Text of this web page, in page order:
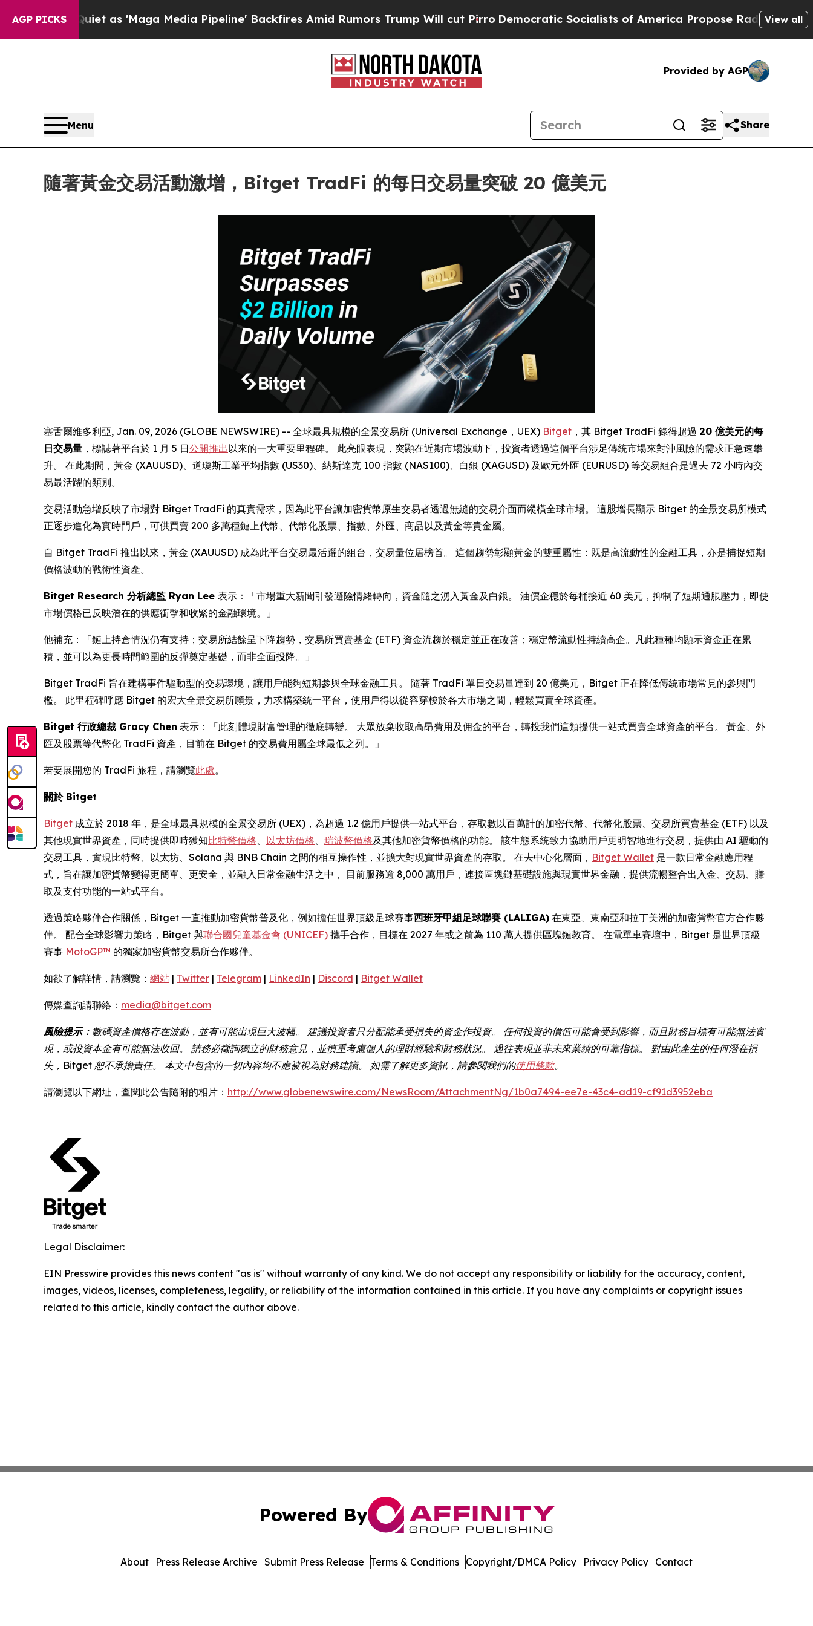
AGP PICKS
Quiet as 'Maga Media Pipeline' Backfires Amid Rumors Trump Will cut Pirro Democratic Socialists of America Propose Radical Overhaul of
View all
Provided by AGP
Menu Share
隨著黃金交易活動激增，Bitget TradFi 的每日交易量突破 20 億美元
塞舌爾維多利亞, Jan. 09, 2026 (GLOBE NEWSWIRE) -- 全球最具規模的全景交易所 (Universal Exchange，UEX) Bitget ，其 Bitget TradFi 錄得超過 20 億美元的每
日交易量 ，標誌著平台於 1 月 5 日公開推出以來的一大重要里程碑。 此亮眼表現，突顯在近期市場波動下，投資者透過這個平台涉足傳統市場來對沖風險的需求正急速攀
升。 在此期間，黃金 (XAUUSD)、道瓊斯工業平均指數 (US30)、納斯達克 100 指數 (NAS100)、白銀 (XAGUSD) 及歐元外匯 (EURUSD) 等交易組合是過去 72 小時內交
易最活躍的類別。
交易活動急增反映了市場對 Bitget TradFi 的真實需求，因為此平台讓加密貨幣原生交易者透過無縫的交易介面而縱橫全球市場。 這股增長顯示 Bitget 的全景交易所模式
正逐步進化為實時門戶，可供買賣 200 多萬種鏈上代幣、代幣化股票、指數、外匯、商品以及黃金等貴金屬。
自 Bitget TradFi 推出以來，黃金 (XAUUSD) 成為此平台交易最活躍的組台，交易量位居榜首。 這個趨勢彰顯黃金的雙重屬性：既是高流動性的金融工具，亦是捕捉短期
價格波動的戰術性資產。
Bitget Research 分析總監 Ryan Lee 表示：「市場重大新聞引發避險情緒轉向，資金隨之湧入黃金及白銀。 油價企穩於每桶接近 60 美元，抑制了短期通脹壓力，即使
市場價格已反映潛在的供應衝擊和收緊的金融環境。」
他補充：「鏈上持倉情況仍有支持；交易所結餘呈下降趨勢，交易所買賣基金 (ETF) 資金流趨於穩定並正在改善；穩定幣流動性持續高企。凡此種種均顯示資金正在累
積，並可以為更長時間範圍的反彈奠定基礎，而非全面投降。」
Bitget TradFi 旨在建構事件驅動型的交易環境，讓用戶能夠短期參與全球金融工具。 隨著 TradFi 單日交易量達到 20 億美元，Bitget 正在降低傳統市場常見的參與門
檻。 此里程碑呼應 Bitget 的宏大全景交易所願景，力求構築統一平台，使用戶得以從容穿梭於各大市場之間，輕鬆買賣全球資產。
Bitget 行政總裁 Gracy Chen 表示：「此刻體現財富管理的徹底轉變。 大眾放棄收取高昂費用及佣金的平台，轉投我們這類提供一站式買賣全球資產的平台。 黃金、外
匯及股票等代幣化 TradFi 資產，目前在 Bitget 的交易費用屬全球最低之列。」
若要展開您的 TradFi 旅程，請瀏覽此處。
關於 Bitget
Bitget 成立於 2018 年，是全球最具規模的全景交易所 (UEX)，為超過 1.2 億用戶提供一站式平台，存取數以百萬計的加密代幣、代幣化股票、交易所買賣基金 (ETF) 以及
其他現實世界資產，同時提供即時獲知比特幣價格、 以太坊價格、 瑞波幣價格及其他加密貨幣價格的功能。 該生態系統致力協助用戶更明智地進行交易，提供由 AI 驅動的
交易工具，實現比特幣、以太坊、Solana 與 BNB Chain 之間的相互操作性，並擴大對現實世界資產的存取。 在去中心化層面， Bitget Wallet 是一款日常金融應用程
式，旨在讓加密貨幣變得更簡單、更安全，並融入日常金融生活之中， 目前服務逾 8,000 萬用戶，連接區塊鏈基礎設施與現實世界金融，提供流暢整合出入金、交易、賺
取及支付功能的一站式平台。
透過策略夥伴合作關係，Bitget 一直推動加密貨幣普及化，例如擔任世界頂級足球賽事西班牙甲組足球聯賽 (LALIGA) 在東亞、東南亞和拉丁美洲的加密貨幣官方合作夥
伴。 配合全球影響力策略，Bitget 與聯合國兒童基金會 (UNICEF) 攜手合作，目標在 2027 年或之前為 110 萬人提供區塊鏈教育。 在電單車賽壇中，Bitget 是世界頂級
賽事 MotoGP™ 的獨家加密貨幣交易所合作夥伴。
如欲了解詳情，請瀏覽： 網站 | Twitter | Telegram | LinkedIn | Discord | Bitget Wallet
傳媒查詢請聯絡： media@bitget.com
風險提示： 數碼資產價格存在波動，並有可能出現巨大波幅。 建議投資者只分配能承受損失的資金作投資。 任何投資的價值可能會受到影響，而且財務目標有可能無法實
現，或投資本金有可能無法收回。 請務必徵詢獨立的財務意見，並慎重考慮個人的理財經驗和財務狀況。 過往表現並非未來業績的可靠指標。 對由此產生的任何潛在損
失，Bitget 恕不承擔責任。 本文中包含的一切內容均不應被視為財務建議。 如需了解更多資訊，請參閱我們的使用條款。
請瀏覽以下網址，查閱此公告隨附的相片： http://www.globenewswire.com/NewsRoom/AttachmentNg/1b0a7494-ee7e-43c4-ad19-cf91d3952eba
Legal Disclaimer:
EIN Presswire provides this news content "as is" without warranty of any kind. We do not accept any responsibility or liability for the accuracy, content,
images, videos, licenses, completeness, legality, or reliability of the information contained in this article. If you have any complaints or copyright issues
related to this article, kindly contact the author above.
Powered By
About Press Release Archive Submit Press Release Terms & Conditions Copyright/DMCA Policy Privacy Policy Contact